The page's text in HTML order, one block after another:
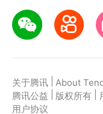
关于腾讯 About
腾讯公益
版权所有
用户协议